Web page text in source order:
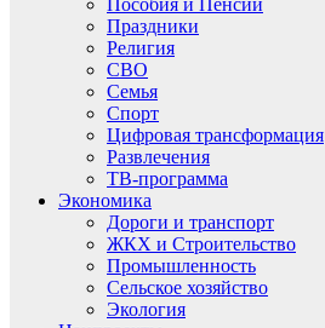
Пособия и Пенсии
Праздники
Религия
СВО
Семья
Спорт
Цифровая трансформация
Развлечения
ТВ-программа
Экономика
Дороги и транспорт
ЖКХ и Строительство
Промышленность
Сельское хозяйство
Экология